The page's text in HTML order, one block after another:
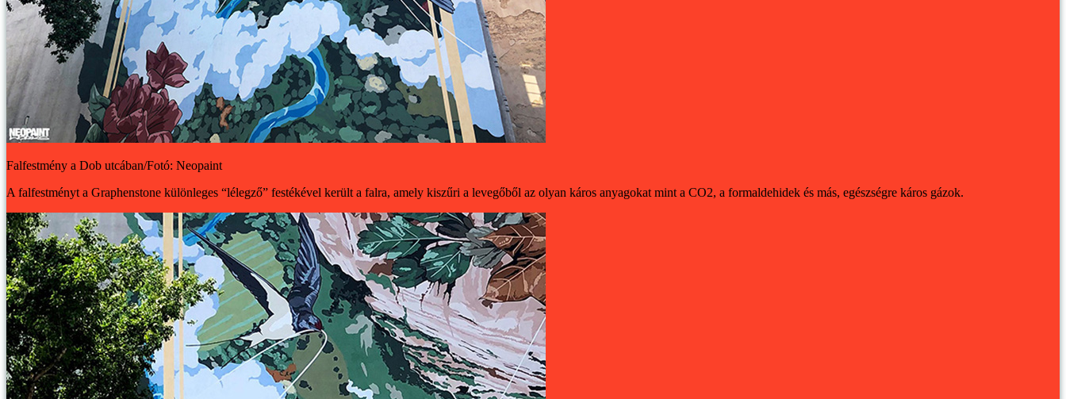
Falfestmény a Dob utcában/Fotó: Neopaint
A falfestményt a Graphenstone különleges “lélegző” festékével került a falra, amely kiszűri a levegőből az olyan káros anyagokat mint a CO2, a formaldehidek és más, egészségre káros gázok.